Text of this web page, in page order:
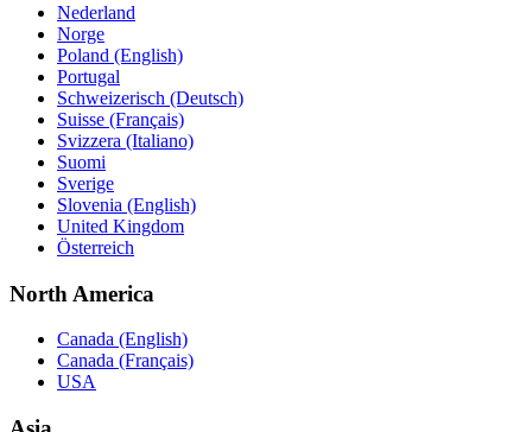
Nederland
Norge
Poland (English)
Portugal
Schweizerisch (Deutsch)
Suisse (Français)
Svizzera (Italiano)
Suomi
Sverige
Slovenia (English)
United Kingdom
Österreich
North America
Canada (English)
Canada (Français)
USA